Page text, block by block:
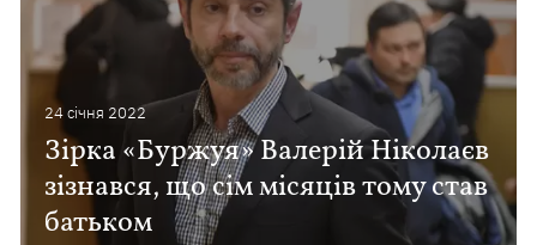
24 сiчня 2022
Зірка «Буржуя» Валерій Ніколаєв
зізнався, що сім місяців тому став
батьком